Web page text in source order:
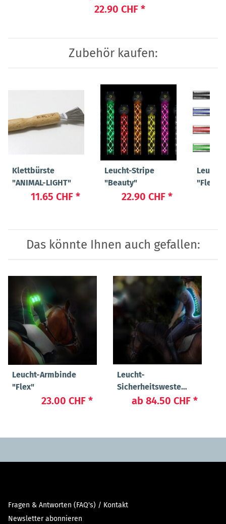
22.90 CHF *
Zubehör kaufen:
Klettbürste
"ANIMAL-LIGHT"
11.65 CHF *
Leucht-Stripe
"Beauty"
22.90 CHF *
"Flex"
Das könnte Ihnen auch gefallen:
Leucht-Armbinde
"Flex"
23.00 CHF *
Leucht-
Sicherheitsweste
"Flex"
ab 84.50 CHF *
Fragen & Antworten (FAQ's) / Kontakt
Newsletter abonnieren